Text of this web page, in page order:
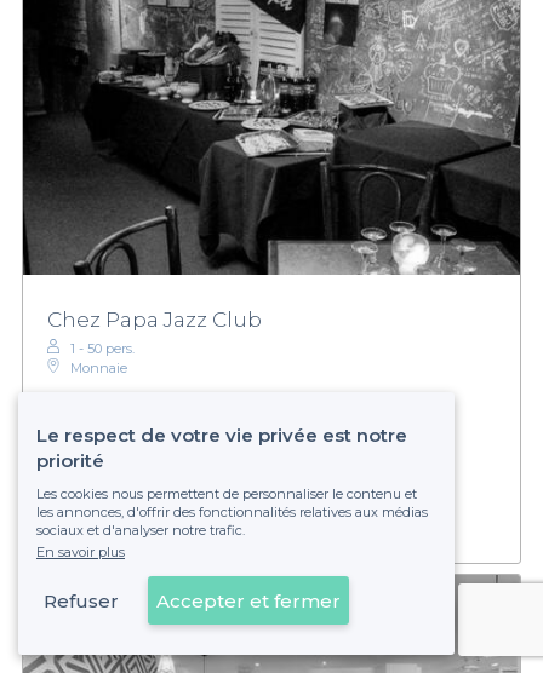
Chez Papa Jazz Club
1 - 50 pers.
Monnaie
€€€Modéré
Voir sur la carte
Le respect de votre vie privée est notre
priorité
Les cookies nous permettent de personnaliser le contenu et
les annonces, d'offrir des fonctionnalités relatives aux médias
sociaux et d'analyser notre trafic.
En savoir plus
Refuser Accepter et fermer